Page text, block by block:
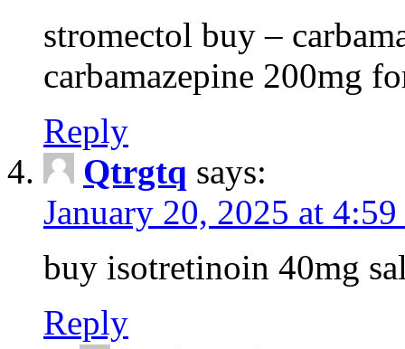
stromectol buy –
carbamazepine 200mg
Reply
Qtrgtq says:
January 20, 2025 at 4:59
buy isotretinoin 40mg
Reply